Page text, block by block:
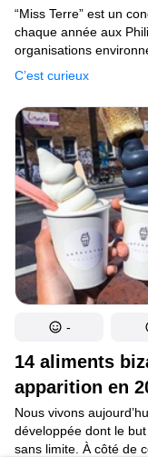
C’est curieux
“Miss Terre” est un
chaque année aux
organisations
l’attention sur les
de l’environnement
en plus des habituels
en tous genres,
de la planète.
14 aliments
apparition en
Nous vivons
développée dont le
sans limite. À côté de
-